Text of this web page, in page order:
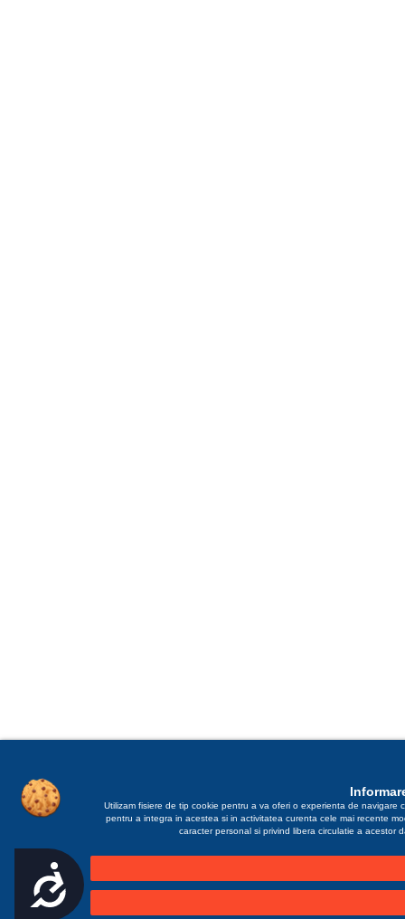
Accesibilitate
Utilizam fisiere de tip cookie pentru a va oferi o experienta de navigare
pentru a integra in acestea si in activitatea curenta cele mai recente
caracter personal si privind libera circulatie a acestor